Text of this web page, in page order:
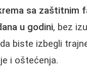
sa zaštitnim
u godini, bez
biste izbegli
i oštećenja.